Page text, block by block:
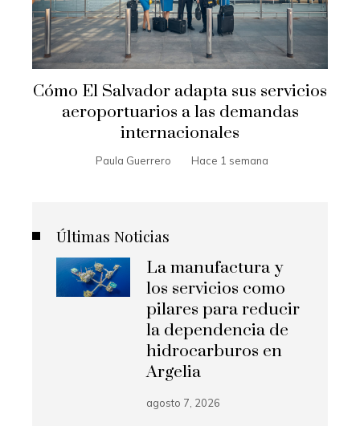
Cómo El Salvador adapta sus servicios
aeroportuarios a las demandas
internacionales
Paula Guerrero Hace 1 semana
Últimas Noticias
La manufactura y
los servicios como
pilares para reducir
la dependencia de
hidrocarburos en
Argelia
agosto 7, 2026